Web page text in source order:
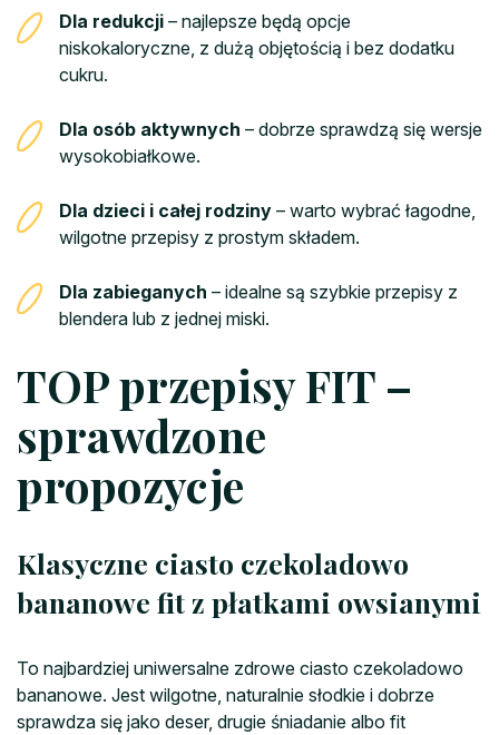
Dla redukcji – najlepsze będą opcje
niskokaloryczne, z dużą objętością i bez dodatku
cukru.
Dla osób aktywnych – dobrze sprawdzą się wersje
wysokobiałkowe.
Dla dzieci i całej rodziny – warto wybrać łagodne,
wilgotne przepisy z prostym składem.
Dla zabieganych – idealne są szybkie przepisy z
blendera lub z jednej miski.
TOP przepisy FIT –
sprawdzone
propozycje
Klasyczne ciasto czekoladowo
bananowe fit z płatkami owsianymi
To najbardziej uniwersalne zdrowe ciasto czekoladowo
bananowe. Jest wilgotne, naturalnie słodkie i dobrze
sprawdza się jako deser, drugie śniadanie albo fit